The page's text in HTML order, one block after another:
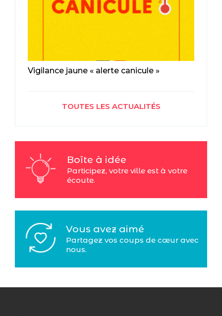
Vigilance jaune « alerte canicule »
TOUTES LES ACTUALITÉS
Boîte à idée
Participez, votre ville est à votre
écoute.
Vous avez aimé
Partagez vos coups de cœur avec
nous.